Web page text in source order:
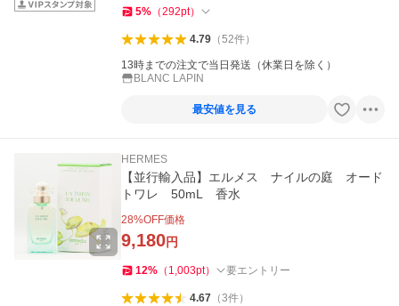
5% （292pt）
4.79（52件）
13時までの注文で当日発送（休業日を除く）
BLANC LAPIN
最安値を見る
HERMES
【並行輸入品】エルメス ナイルの庭 オード
トワレ 50mL 香水
28%OFF価格
9,180円
12% （ 1,003pt） 要エントリー
4.67（3件）